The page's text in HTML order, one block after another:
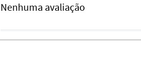
Nenhuma avaliação